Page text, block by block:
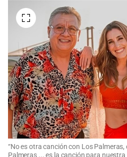
“No es otra canción con Los Palmeras,
Palmeras ... es la canción para